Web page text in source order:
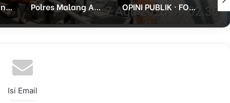
Saling Klaim Tanah Pandegiling Hendra: Silahkan Adu Data Sesuai Perundang-undangan Polres Malang Amankan Tersangka Pengedar Narkoba di Kepanjen, Sita Sabu 96 Gram dan Ganja 131 Gram OPINI PUBLIK · FORMAT PASURUAN · SERI 14 · JULI 2026 SATU PINTU, SATU RISIKO BESAR. KENAPA SISTEM TJSL PASURUAN BISA JADI MESIN KETIMPANGAN
Isi Email